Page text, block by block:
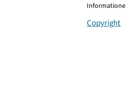
Copyright